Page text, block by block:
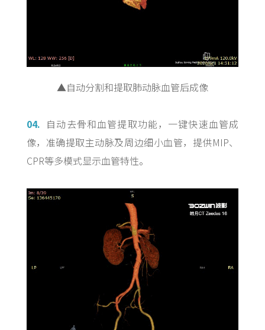
▲自动分割和提取肺动脉血管后成像
04. 自动去骨和血管提取功能，一键快速血管成
像，准确提取主动脉及周边细小血管，提供MIP、
CPR等多模式显示血管特性。